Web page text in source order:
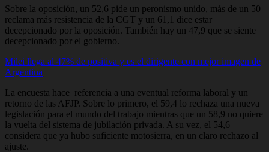
Sobre la oposición, un 52,6 pide un peronismo unido, más de un 50
reclama más resistencia de la CGT y un 61,1 dice estar
decepcionado por la oposición. También hay un 47,9 que se siente
decepcionado por el gobierno.
Milei llega al 47% de positiva y es el dirigente con mejor imagen de
Argentina
La encuesta hace referencia a una eventual reforma laboral y un
retorno de las AFJP. Sobre lo primero, el 59,4 lo rechaza una nueva
legislación para el mundo del trabajo mientras que un 58,9 no quiere
la vuelta del sistema de jubilación privada. A su vez, el 54,6
considera que ya hubo suficiente motosierra, en un claro rechazo al
ajuste.